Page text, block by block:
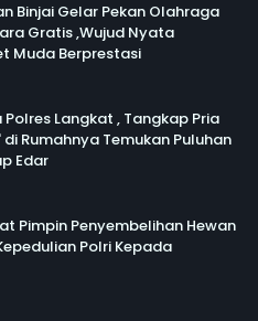
Binjai Gelar Pekan Olahraga
Gratis ,Wujud Nyata
Muda Berprestasi
Langkat , Tangkap Pria
di Rumahnya Temukan Puluhan
Edar
Pimpin Penyembelihan Hewan
Polri Kepada